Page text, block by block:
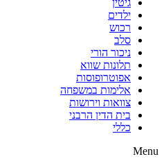
גיטין
ילדים
רכוש
סלב
ניכור הורי
תלונות שווא
אפוטרופוסות
אלימות במשפחה
צוואות וירושות
בית הדין הרבני
כללי
Menu